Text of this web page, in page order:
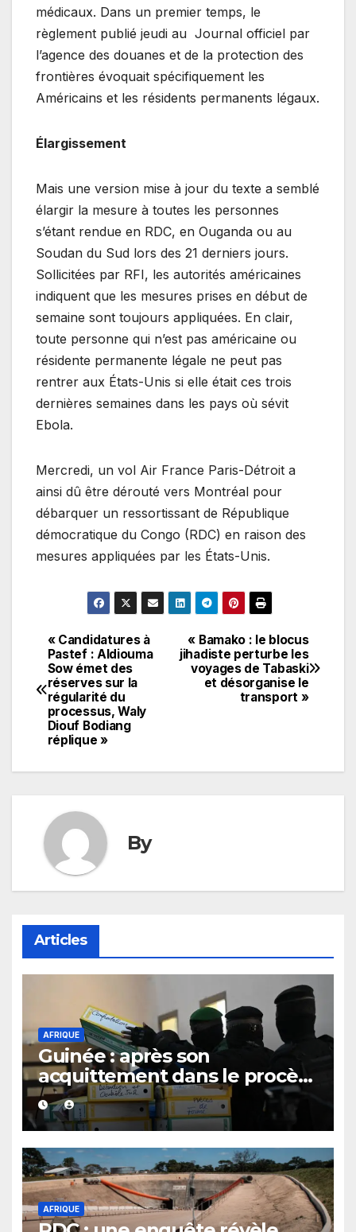
médicaux. Dans un premier temps, le
règlement publié jeudi au Journal officiel par
l’agence des douanes et de la protection des
frontières évoquait spécifiquement les
Américains et les résidents permanents légaux.
Élargissement
Mais une version mise à jour du texte a semblé
élargir la mesure à toutes les personnes
s’étant rendue en RDC, en Ouganda ou au
Soudan du Sud lors des 21 derniers jours.
Sollicitées par RFI, les autorités américaines
indiquent que les mesures prises en début de
semaine sont toujours appliquées. En clair,
toute personne qui n’est pas américaine ou
résidente permanente légale ne peut pas
rentrer aux États-Unis si elle était ces trois
dernières semaines dans les pays où sévit
Ebola.
Mercredi, un vol Air France Paris-Détroit a
ainsi dû être dérouté vers Montréal pour
débarquer un ressortissant de République
démocratique du Congo (RDC) en raison des
mesures appliquées par les États-Unis.
Navigation
de
l’article
« Bamako : le blocus
jihadiste perturbe les
voyages de Tabaski
et désorganise le
transport »
« Candidatures à
Pastef : Aldiouma
Sow émet des
réserves sur la
régularité du
processus, Waly
Diouf Bodiang
réplique »
By
Articles
AFRIQUE
Guinée : après son
acquittement dans le procès
du 28 septembre 2009,
Bienvenu Lamah promu
général de brigade
AFRIQUE